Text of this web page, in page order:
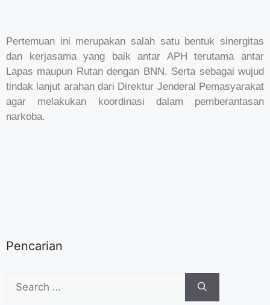
Pertemuan ini merupakan salah satu bentuk sinergitas
dan kerjasama yang baik antar APH terutama antar
Lapas maupun Rutan dengan BNN. Serta sebagai wujud
tindak lanjut arahan dari Direktur Jenderal Pemasyarakat
agar melakukan koordinasi dalam pemberantasan
narkoba.
Pencarian